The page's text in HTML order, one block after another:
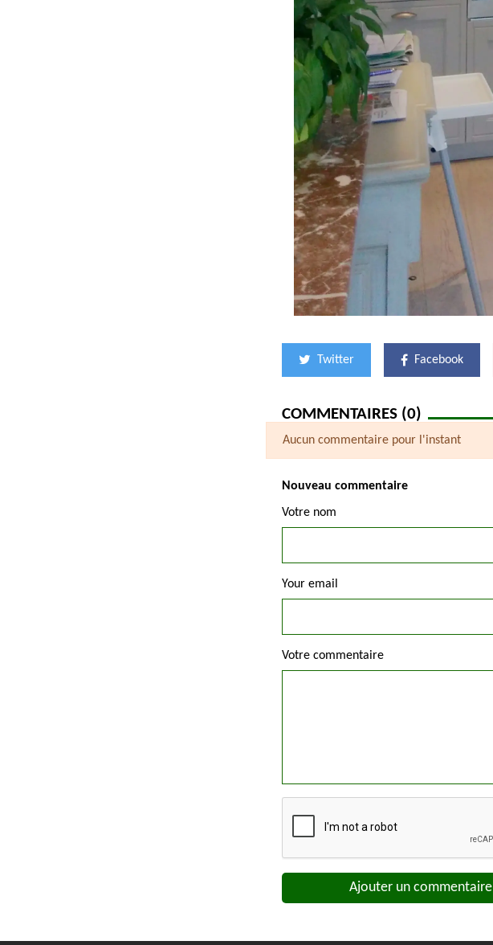
Twitter Facebook
COMMENTAIRES (0)
Aucun commentaire pour l'instant
Nouveau commentaire
Votre nom
Your email
Votre commentaire
Ajouter un commentaire